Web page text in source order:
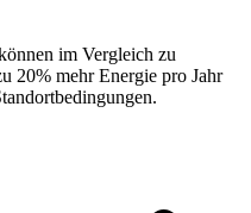
im Vergleich zu
20% mehr Energie pro Jahr